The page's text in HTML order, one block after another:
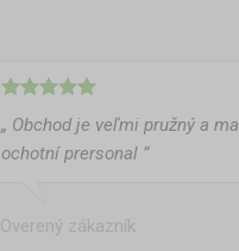
„ Obchod je veľmi pružný a ma
ochotní prersonal ”
Overený zákazník